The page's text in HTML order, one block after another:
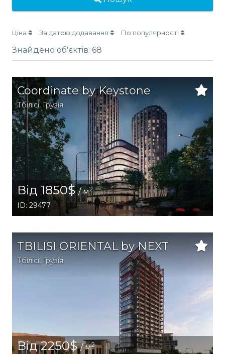
Ціна За датою додавання По популярності
Знайдено об'єктів: 68
Coordinate by Keystone
Тбілісі, Грузія
Від 1850$/ м2
ID: 29477
TBILISI ORIENTAL by NEXT
Тбілісі, Грузія
Від 2250$/ м2